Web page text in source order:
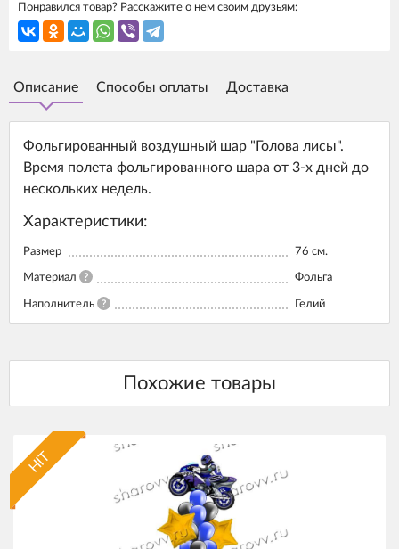
Понравился товар? Расскажите о нем своим друзьям:
Описание Способы оплаты Доставка
Фольгированный воздушный шар "Голова лисы".
Время полета фольгированного шара от 3-х дней до
нескольких недель.
Характеристики:
Размер 76 см.
Материал ? Фольга
Наполнитель ? Гелий
HIT